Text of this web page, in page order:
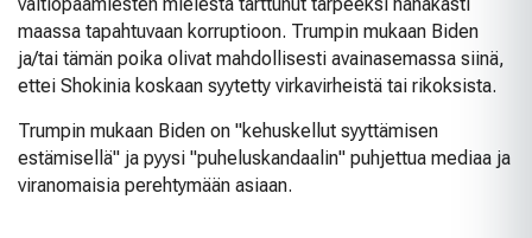
maassa tapahtuvaan korruptioon. Trumpin mukaan Biden
ja/tai tämän poika olivat mahdollisesti avainasemassa siinä,
ettei Shokinia koskaan syytetty virkavirheistä tai rikoksista.
Trumpin mukaan Biden on "kehuskellut syyttämisen
estämisellä" ja pyysi "puheluskandaalin" puhjettua mediaa ja
viranomaisia perehtymään asiaan.